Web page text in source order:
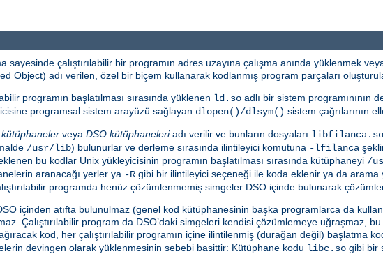
çalıştırılabilir bir programın adres uzayına çalışma anında yüklenmek
Object) adı verilen, özel bir biçem kullanarak kodlanmış program parçaları
programın başlatılması sırasında yüklenen ld.so adlı bir sistem programınının
programsal sistem arayüzü sağlayan dlopen()/dlsym() sistem çağrılarının
kütüphaneler veya DSO kütüphaneleriadı verilir ve bunların dosyaları libfilanca.so
/usr/lib) bulunurlar ve derleme sırasında ilintileyici komutuna -lfilanca
bu kodlar Unix yükleyicisinin programın başlatılması sırasında kütüphaneyi /
aranacağı yerler ya -R gibi bir ilintileyici seçeneği ile koda eklenir ya da arama
programda henüz çözümlenmemiş simgeler DSO içinde bulunarak
içinden atıfta bulunulmaz (genel kod kütüphanesinin başka programlarca da
Çalıştırılabilir program da DSO’daki simgeleri kendisi çözümlemeye uğraşmaz,
kod, her çalıştırılabilir programın içine ilintilenmiş (durağan değil) başlatma
devingen olarak yüklenmesinin sebebi basittir: Kütüphane kodu libc.so gibi bir